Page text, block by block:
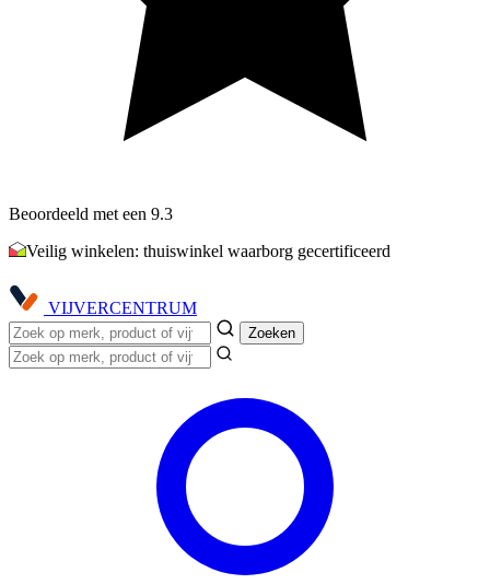
Beoordeeld met een 9.3
Veilig winkelen: thuiswinkel waarborg gecertificeerd
VIJVERCENTRUM
Zoeken